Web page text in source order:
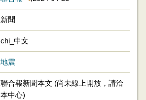
新聞
chi_中文
地震
聯合報新聞本文 (尚未線上開放，請洽
本中心)